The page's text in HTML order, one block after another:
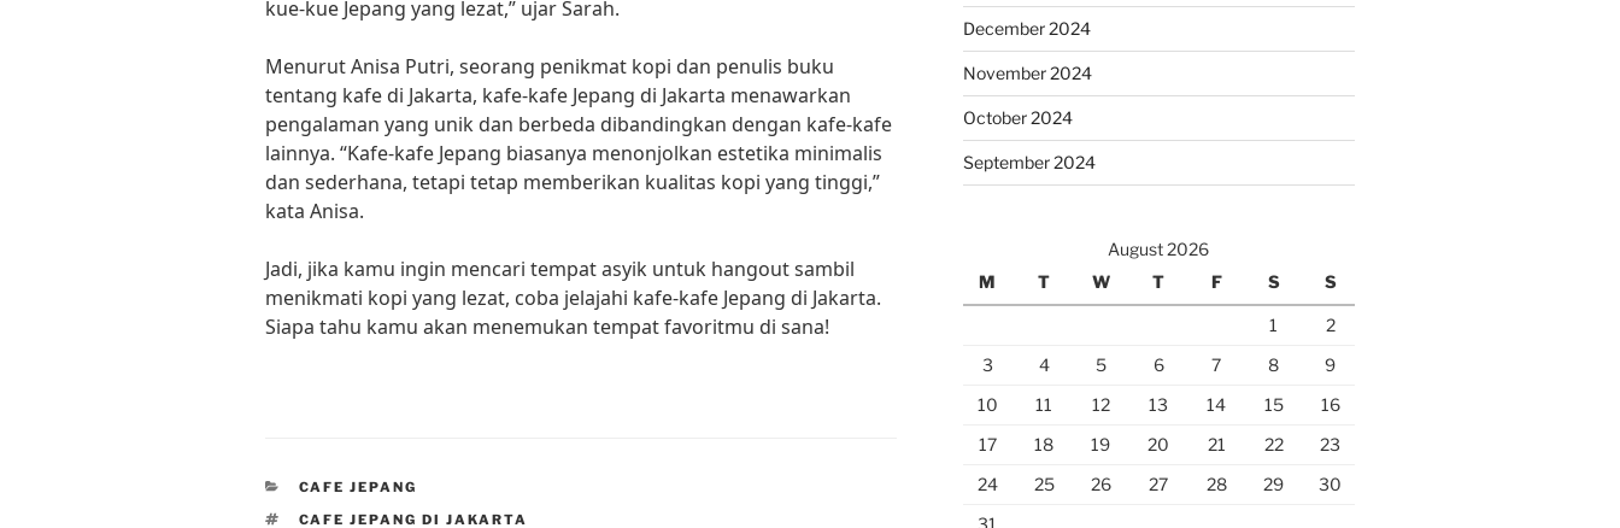
kue-kue Jepang yang lezat,” ujar Sarah.
Menurut Anisa Putri, seorang penikmat kopi dan penulis buku
tentang kafe di Jakarta, kafe-kafe Jepang di Jakarta menawarkan
pengalaman yang unik dan berbeda dibandingkan dengan kafe-kafe
lainnya. “Kafe-kafe Jepang biasanya menonjolkan estetika minimalis
dan sederhana, tetapi tetap memberikan kualitas kopi yang tinggi,”
kata Anisa.
Jadi, jika kamu ingin mencari tempat asyik untuk hangout sambil
menikmati kopi yang lezat, coba jelajahi kafe-kafe Jepang di Jakarta.
Siapa tahu kamu akan menemukan tempat favoritmu di sana!
CATEGORIES
CAFE JEPANG
TAGS
CAFE JEPANG DI JAKARTA
December 2024
November 2024
October 2024
September 2024
August 2026
M
T W T F S S
1
2
3
4 5 6 7 8
9
10
11 12 13 14 15
16
17
18 19 20 21 22
23
24
25 26 27 28 29
30
31